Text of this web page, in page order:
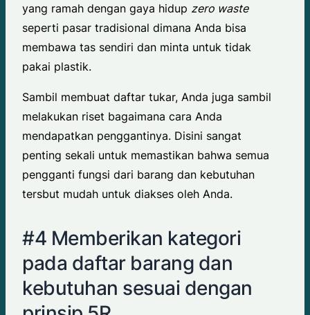
yang ramah dengan gaya hidup zero waste
seperti pasar tradisional dimana Anda bisa
membawa tas sendiri dan minta untuk tidak
pakai plastik.
Sambil membuat daftar tukar, Anda juga sambil
melakukan riset bagaimana cara Anda
mendapatkan penggantinya. Disini sangat
penting sekali untuk memastikan bahwa semua
pengganti fungsi dari barang dan kebutuhan
tersbut mudah untuk diakses oleh Anda.
#4 Memberikan kategori
pada daftar barang dan
kebutuhan sesuai dengan